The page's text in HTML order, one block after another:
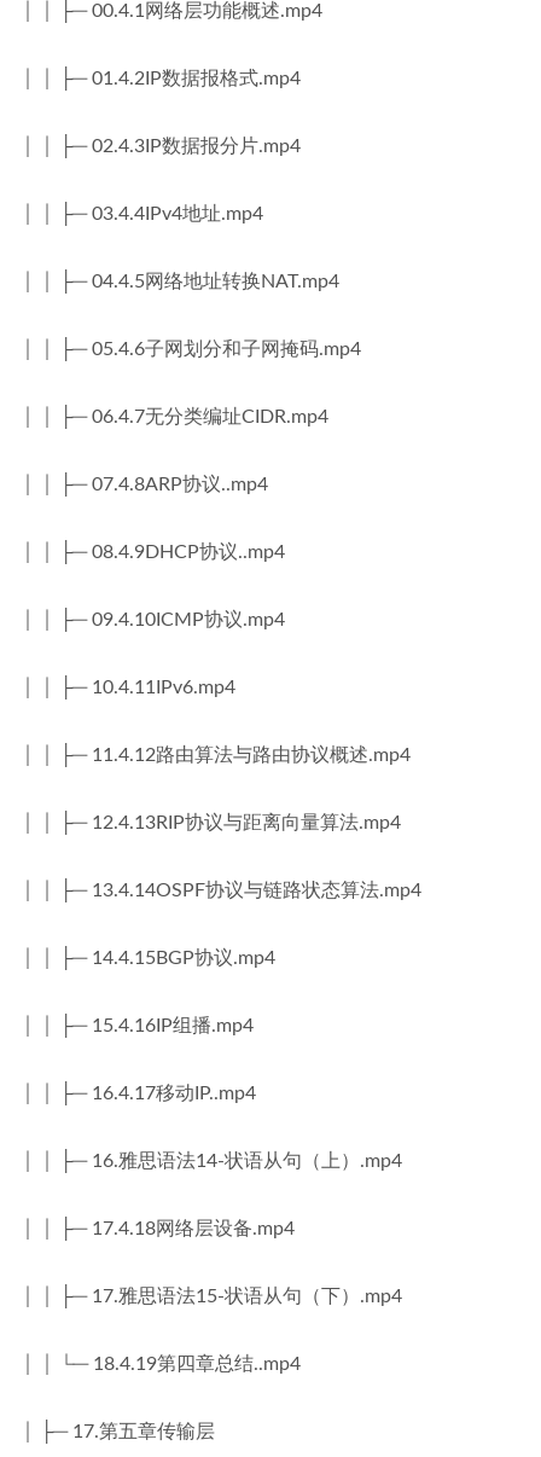
│ │ ├─ 00.4.1网络层功能概述.mp4
│ │ ├─ 01.4.2IP数据报格式.mp4
│ │ ├─ 02.4.3IP数据报分片.mp4
│ │ ├─ 03.4.4IPv4地址.mp4
│ │ ├─ 04.4.5网络地址转换NAT.mp4
│ │ ├─ 05.4.6子网划分和子网掩码.mp4
│ │ ├─ 06.4.7无分类编址CIDR.mp4
│ │ ├─ 07.4.8ARP协议..mp4
│ │ ├─ 08.4.9DHCP协议..mp4
│ │ ├─ 09.4.10ICMP协议.mp4
│ │ ├─ 10.4.11IPv6.mp4
│ │ ├─ 11.4.12路由算法与路由协议概述.mp4
│ │ ├─ 12.4.13RIP协议与距离向量算法.mp4
│ │ ├─ 13.4.14OSPF协议与链路状态算法.mp4
│ │ ├─ 14.4.15BGP协议.mp4
│ │ ├─ 15.4.16IP组播.mp4
│ │ ├─ 16.4.17移动IP..mp4
│ │ ├─ 16.雅思语法14-状语从句（上）.mp4
│ │ ├─ 17.4.18网络层设备.mp4
│ │ ├─ 17.雅思语法15-状语从句（下）.mp4
│ │ └─ 18.4.19第四章总结..mp4
│ ├─ 17.第五章传输层